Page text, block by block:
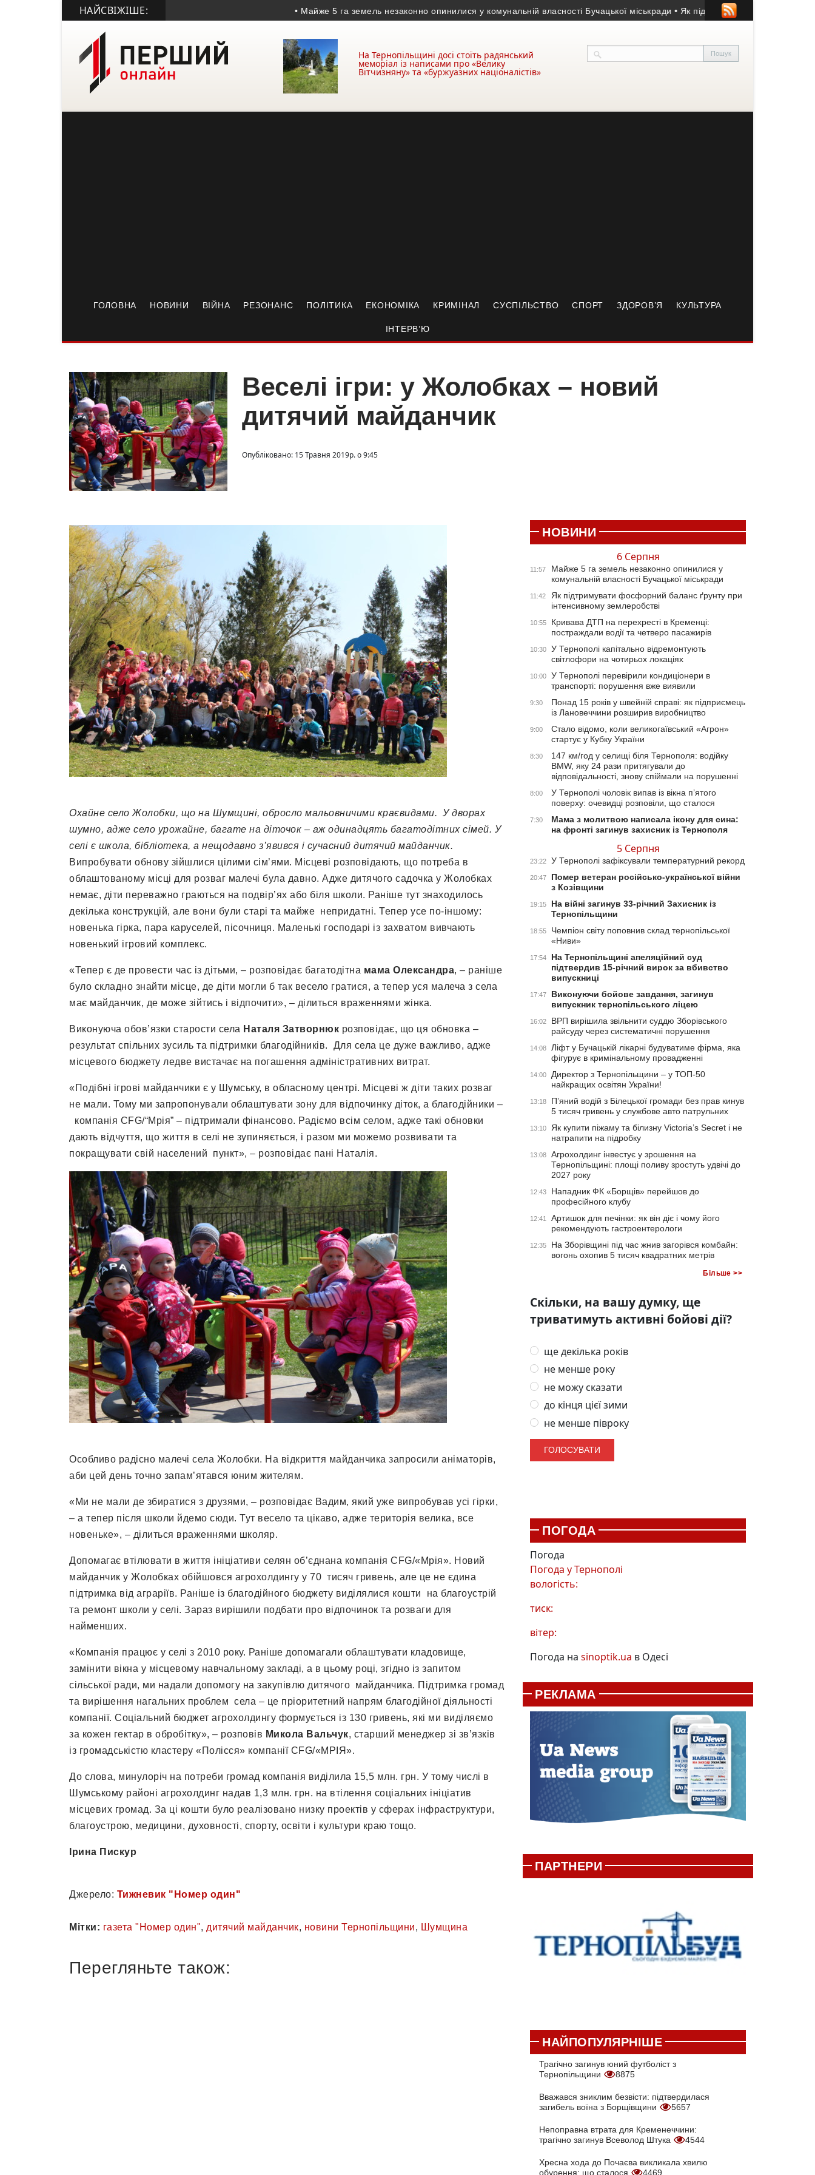
НАЙСВІЖІШЕ: • Майже 5 га земель незаконно опинилися у комунальній власності Бучацької міськради • Як підтримувати фосфорний баланс
На Тернопільщині досі стоїть радянський
меморіал із написами про «Велику
Вітчизняну» та «буржуазних націоналістів»
ГОЛОВНА НОВИНИ ВІЙНА РЕЗОНАНС ПОЛІТИКА ЕКОНОМІКА КРИМІНАЛ СУСПІЛЬСТВО СПОРТ ЗДОРОВ’Я КУЛЬТУРА
ІНТЕРВ’Ю
Веселі ігри: у Жолобках – новий
дитячий майданчик
Опубліковано: 15 Травня 2019р. о 9:45
Охайне село Жолобки, що на Шумщині, обросло мальовничими краєвидами. У дворах
шумно, адже село урожайне, багате на діточок – аж одинадцять багатодітних сімей. У
селі є школа, бібліотека, а нещодавно з’явився і сучасний дитячий майданчик.
Випробувати обнову зійшлися цілими сім’ями. Місцеві розповідають, що потреба в
облаштованому місці для розваг малечі була давно. Адже дитячого садочка у Жолобках
немає, діти переважно граються на подвір’ях або біля школи. Раніше тут знаходилось
декілька конструкцій, але вони були старі та майже непридатні. Тепер усе по-іншому:
новенька гірка, пара каруселей, пісочниця. Маленькі господарі із захватом вивчають
новенький ігровий комплекс.
«Тепер є де провести час із дітьми, – розповідає багатодітна мама Олександра, – раніше
було складно знайти місце, де діти могли б так весело гратися, а тепер уся малеча з села
має майданчик, де може зійтись і відпочити», – ділиться враженнями жінка.
Виконуюча обов’язки старости села Наталя Затворнюк розповідає, що ця обновка –
результат спільних зусиль та підтримки благодійників. Для села це дуже важливо, адже
місцевого бюджету ледве вистачає на погашення адміністративних витрат.
«Подібні ігрові майданчики є у Шумську, в обласному центрі. Місцеві ж діти таких розваг
не мали. Тому ми запропонували облаштувати зону для відпочинку діток, а благодійники –
компанія CFG/“Мрія” – підтримали фінансово. Радіємо всім селом, адже такі обновки
дають відчуття, що життя в селі не зупиняється, і разом ми можемо розвивати та
покращувати свій населений пункт», – розповідає пані Наталія.
Особливо радісно малечі села Жолобки. На відкриття майданчика запросили аніматорів,
аби цей день точно запам’ятався юним жителям.
«Ми не мали де збиратися з друзями, – розповідає Вадим, який уже випробував усі гірки,
– а тепер після школи йдемо сюди. Тут весело та цікаво, адже територія велика, все
новеньке», – ділиться враженнями школяр.
Допомагає втілювати в життя ініціативи селян об’єднана компанія CFG/«Мрія». Новий
майданчик у Жолобках обійшовся агрохолдингу у 70 тисяч гривень, але це не єдина
підтримка від аграріїв. Раніше із благодійного бюджету виділялися кошти на благоустрій
та ремонт школи у селі. Зараз вирішили подбати про відпочинок та розваги для
найменших.
«Компанія працює у селі з 2010 року. Раніше допомагали облаштувати кладовище,
замінити вікна у місцевому навчальному закладі, а в цьому році, згідно із запитом
сільської ради, ми надали допомогу на закупівлю дитячого майданчика. Підтримка громад
та вирішення нагальних проблем села – це пріоритетний напрям благодійної діяльності
компанії. Соціальний бюджет агрохолдингу формується із 130 гривень, які ми виділяємо
за кожен гектар в обробітку», – розповів Микола Вальчук, старший менеджер зі зв’язків
із громадськістю кластеру «Полісся» компанії CFG/«МРІЯ».
До слова, минулоріч на потреби громад компанія виділила 15,5 млн. грн. У тому числі в
Шумському районі агрохолдинг надав 1,3 млн. грн. на втілення соціальних ініціатив
місцевих громад. За ці кошти було реалізовано низку проектів у сферах інфраструктури,
благоустрою, медицини, духовності, спорту, освіти і культури краю тощо.
Ірина Пискур
Джерело: Тижневик "Номер один"
Мітки: газета "Номер один", дитячий майданчик, новини Тернопільщини, Шумщина
Перегляньте також:
НОВИНИ
6 Серпня
11:57
Майже 5 га земель незаконно опинилися у
комунальній власності Бучацької міськради
11:42
Як підтримувати фосфорний баланс ґрунту при
інтенсивному землеробстві
10:55
Кривава ДТП на перехресті в Кременці:
постраждали водії та четверо пасажирів
10:30
У Тернополі капітально відремонтують
світлофори на чотирьох локаціях
10:00
У Тернополі перевірили кондиціонери в
транспорті: порушення вже виявили
9:30
Понад 15 років у швейній справі: як підприємець
із Лановеччини розширив виробництво
9:00
Стало відомо, коли великогаївський «Агрон»
стартує у Кубку України
8:30
147 км/год у селищі біля Тернополя: водійку
BMW, яку 24 рази притягували до
відповідальності, знову спіймали на порушенні
8:00
У Тернополі чоловік випав із вікна п’ятого
поверху: очевидці розповіли, що сталося
7:30
Мама з молитвою написала ікону для сина:
на фронті загинув захисник із Тернополя
5 Серпня
23:22 У Тернополі зафіксували температурний рекорд
20:47
Помер ветеран російсько-української війни
з Козівщини
19:15
На війні загинув 33-річний Захисник із
Тернопільщини
18:55
Чемпіон світу поповнив склад тернопільської
«Ниви»
17:54
На Тернопільщині апеляційний суд
підтвердив 15-річний вирок за вбивство
випускниці
17:47
Виконуючи бойове завдання, загинув
випускник тернопільського ліцею
16:02
ВРП вирішила звільнити суддю Зборівського
райсуду через систематичні порушення
14:08
Ліфт у Бучацькій лікарні будуватиме фірма, яка
фігурує в кримінальному провадженні
14:00
Директор з Тернопільщини – у ТОП-50
найкращих освітян України!
13:18
П’яний водій з Білецької громади без прав кинув
5 тисяч гривень у службове авто патрульних
13:10
Як купити піжаму та білизну Victoria’s Secret і не
натрапити на підробку
13:08
Агрохолдинг інвестує у зрошення на
Тернопільщині: площі поливу зростуть удвічі до
2027 року
12:43
Нападник ФК «Борщів» перейшов до
професійного клубу
12:41
Артишок для печінки: як він діє і чому його
рекомендують гастроентерологи
12:35
На Зборівщині під час жнив загорівся комбайн:
вогонь охопив 5 тисяч квадратних метрів
Більше >>
Скільки, на вашу думку, ще
триватимуть активні бойові дії?
ще декілька років
не менше року
не можу сказати
до кінця цієї зими
не менше півроку
ПОГОДА
Погода
Погода уТернополі
вологість:
тиск:
вітер:
Погода на sinoptik.ua в Одесі
РЕКЛАМА
ПАРТНЕРИ
НАЙПОПУЛЯРНІШЕ
Трагічно загинув юний футболіст з
Тернопільщини
8875
Вважався зниклим безвісти: підтвердилася
загибель воїна з Борщівщини
5657
Непоправна втрата для Кременеччини:
трагічно загинув Всеволод Штука
4544
Хресна хода до Почаєва викликала хвилю
обурення: що сталося
4469